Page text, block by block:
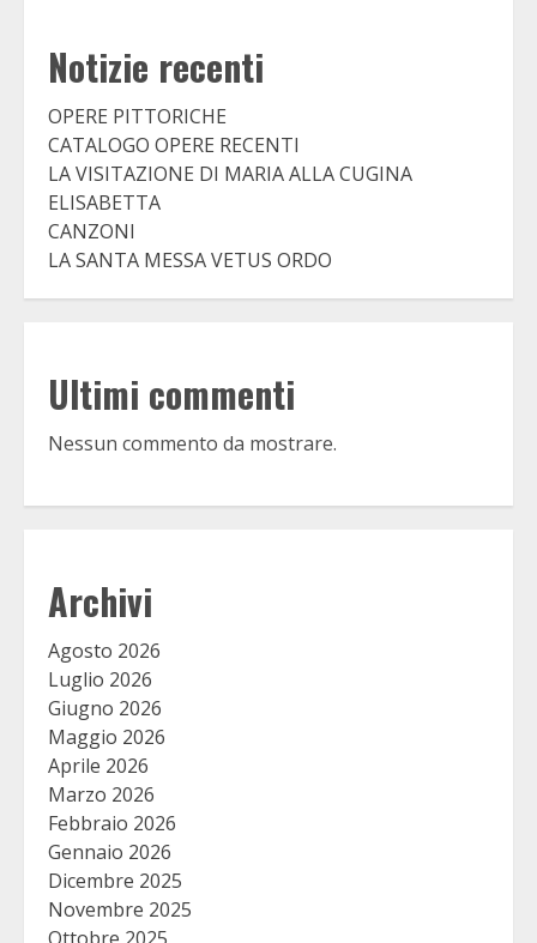
Notizie recenti
OPERE PITTORICHE
CATALOGO OPERE RECENTI
LA VISITAZIONE DI MARIA ALLA CUGINA
ELISABETTA
CANZONI
LA SANTA MESSA VETUS ORDO
Ultimi commenti
Nessun commento da mostrare.
Archivi
Agosto 2026
Luglio 2026
Giugno 2026
Maggio 2026
Aprile 2026
Marzo 2026
Febbraio 2026
Gennaio 2026
Dicembre 2025
Novembre 2025